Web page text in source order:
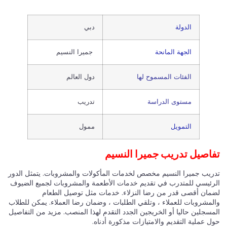
الدولة دبي
الجهة المانحة جميرا النسيم
الفئات المسموح لها دول العالم
مستوى الدراسة تدريب
التمويل ممول
تفاصيل تدريب جميرا النسيم
تدريب جميرا النسيم مخصص لخدمات المأكولات والمشروبات. يتمثل الدور
الرئيسي للمتدرب في تقديم خدمات الأطعمة والمشروبات لجميع الضيوف
لضمان أقصى قدر من رضا النزلاء. خدمات مثل توصيل الطعام
والمشروبات للعملاء ، وتلقي الطلبات ، وضمان رضا العملاء. يمكن للطلاب
المسجلين حاليا أو الخريجين الجدد التقدم لهذا المنصب. مزيد من التفاصيل
حول عملية التقديم والامتيازات مذكورة أدناه.